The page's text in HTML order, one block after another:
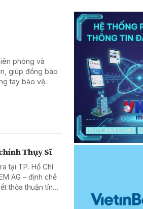
phòng và
giúp đồng bào
tay bảo vệ
Thụy Sĩ
tại TP. Hồ Chí
AG – định chế
thỏa thuận tín